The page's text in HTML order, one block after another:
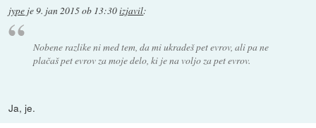
jype je 9. jan 2015 ob 13:30izjavil:
Nobene razlike ni med tem, da mi ukradeš pet evrov, ali pa ne
plačaš pet evrov za moje delo, ki je na voljo za pet evrov.
Ja, je.